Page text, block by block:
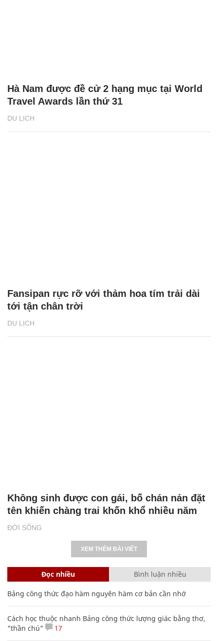
DU LỊCH
Hà Nam được đề cử 2 hạng mục tại World
Travel Awards lần thứ 31
DU LỊCH
Fansipan rực rỡ với thảm hoa tím trải dài
tới tận chân trời
ĐỜI SỐNG
Không sinh được con gái, bố chán nản đặt
tên khiến chàng trai khốn khổ nhiều năm
XEM THÊM BÀI VIẾT
Đọc nhiều Bình luận nhiều
Bảng công thức đạo hàm nguyên hàm cơ bản cần nhớ
Cách học thuộc nhanh Bảng công thức lượng giác bằng thơ,
"thần chú"
17